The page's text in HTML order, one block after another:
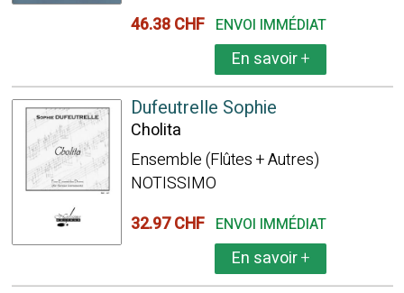
46.38 CHF ENVOI IMMÉDIAT
En savoir+
Dufeutrelle Sophie
Cholita
Ensemble (Flûtes + Autres)
NOTISSIMO
32.97 CHF ENVOI IMMÉDIAT
En savoir+